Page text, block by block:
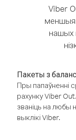
Viber
меншыя
нашых
Пакеты з
Пры папаўненні
рахунку Viber
званіць на любы
выклікі Viber.